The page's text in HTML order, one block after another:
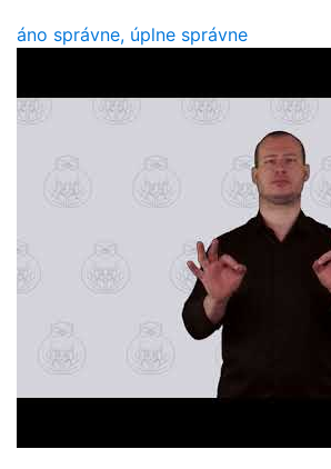
áno správne, úplne správne